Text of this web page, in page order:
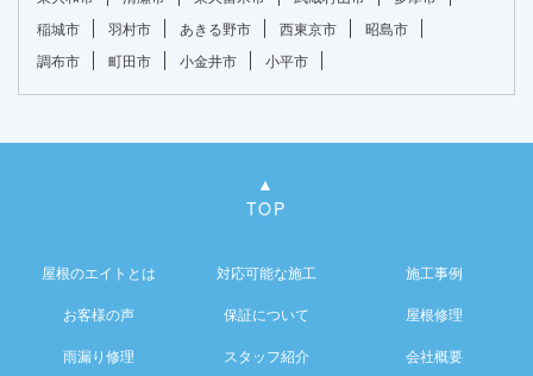
稲城市
羽村市 あきる野市 西東京市
昭島市
調布市
町田市 小金井市 小平市
TOP
屋根のエイトとは 対応可能な施工 施工事例
お客様の声 保証について 屋根修理
雨漏り修理 スタッフ紹介 会社概要